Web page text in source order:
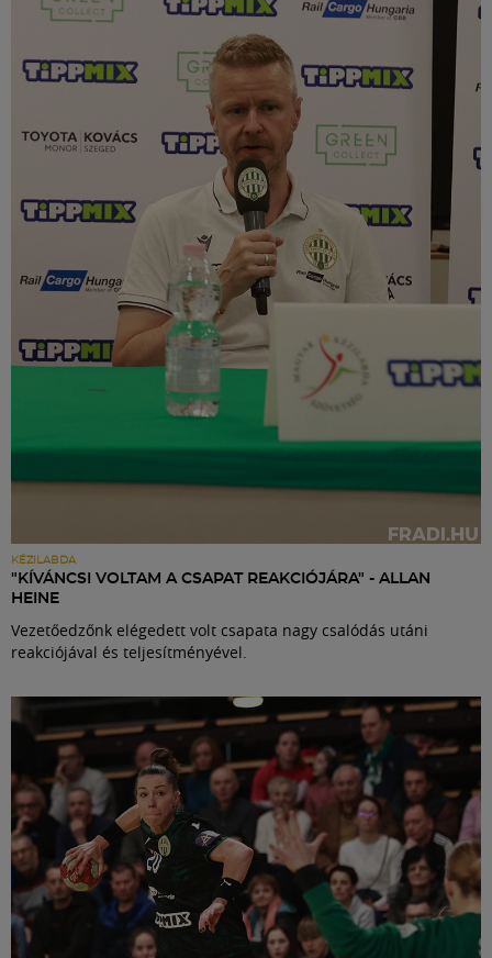
KÉZILABDA
"KÍVÁNCSI VOLTAM A CSAPAT REAKCIÓJÁRA" - ALLAN
HEINE
Vezetőedzőnk elégedett volt csapata nagy csalódás utáni
reakciójával és teljesítményével.